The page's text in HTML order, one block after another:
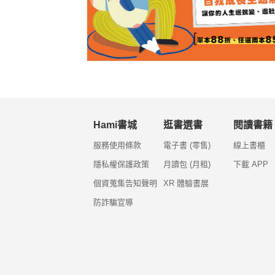
Hami書城
服務使用條款
隱私權保護政策
個資蒐集告知聲明
防詐騙宣導
逛書選書
電子書 (零售)
月讀包 (月租)
XR 體驗書展
閱讀書籍
線上書櫃
下載 APP